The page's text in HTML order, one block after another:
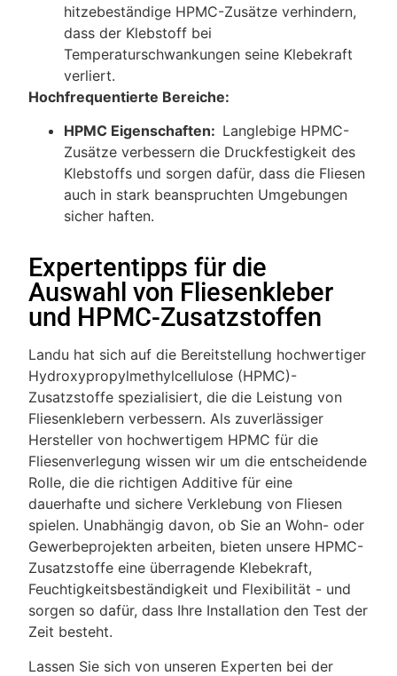
hitzebeständige HPMC-Zusätze verhindern,
dass der Klebstoff bei
Temperaturschwankungen seine Klebekraft
verliert.
Hochfrequentierte Bereiche:
HPMC Eigenschaften: Langlebige HPMC-
Zusätze verbessern die Druckfestigkeit des
Klebstoffs und sorgen dafür, dass die Fliesen
auch in stark beanspruchten Umgebungen
sicher haften.
Expertentipps für die
Auswahl von Fliesenkleber
und HPMC-Zusatzstoffen
Landu hat sich auf die Bereitstellung hochwertiger
Hydroxypropylmethylcellulose (HPMC)-
Zusatzstoffe spezialisiert, die die Leistung von
Fliesenklebern verbessern. Als zuverlässiger
Hersteller von hochwertigem HPMC für die
Fliesenverlegung wissen wir um die entscheidende
Rolle, die die richtigen Additive für eine
dauerhafte und sichere Verklebung von Fliesen
spielen. Unabhängig davon, ob Sie an Wohn- oder
Gewerbeprojekten arbeiten, bieten unsere HPMC-
Zusatzstoffe eine überragende Klebekraft,
Feuchtigkeitsbeständigkeit und Flexibilität - und
sorgen so dafür, dass Ihre Installation den Test der
Zeit besteht.
Lassen Sie sich von unseren Experten bei der